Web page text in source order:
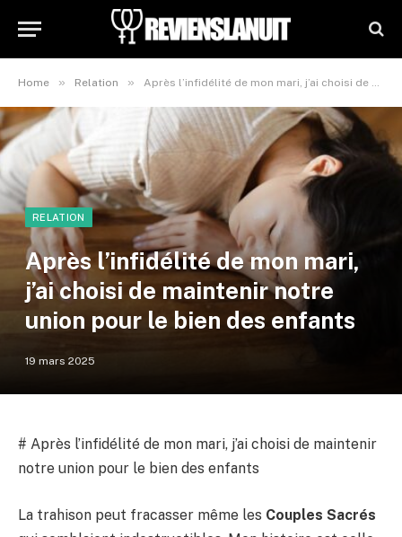
Home » Relation » Après l’infidélité de mon mari, j’ai choisi de maintenir notre union pour le bien des enfants
RELATION
Après l’infidélité de mon mari,
j’ai choisi de maintenir notre
union pour le bien des enfants
19 mars 2025
# Après l’infidélité de mon mari, j’ai choisi de maintenir
notre union pour le bien des enfants
La trahison peut fracasser même les Couples Sacrés